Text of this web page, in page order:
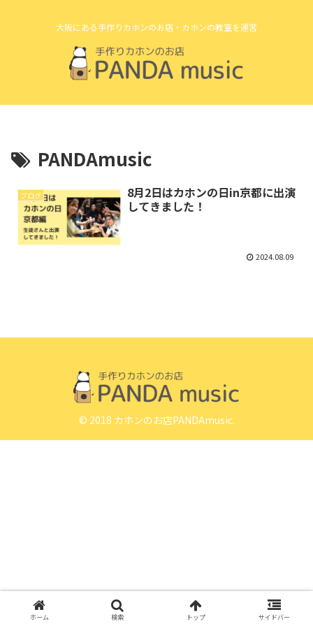
大阪にある手作りカホンのお店・カホンの教室を運営
PANDAmusic
ブログ
8月2日はカホンの日in京都に出演
してきました！
2024.08.09
© 2018 カホンのお店PANDAmusic.
ホーム 検索 トップ サイドバー